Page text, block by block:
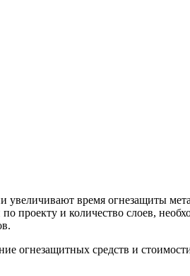
время огнезащиты
по проекту и количество слоев,
огнезащитных средств и